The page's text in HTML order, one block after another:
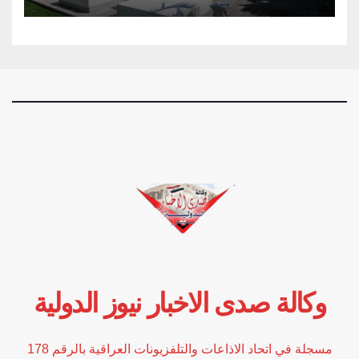
وكالة صدى الاخبار نيوز الدولية
مسجلة في اتحاد الاذاعات والتلفزيونات العراقية بالرقم 178